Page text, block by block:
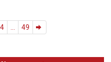
4 49